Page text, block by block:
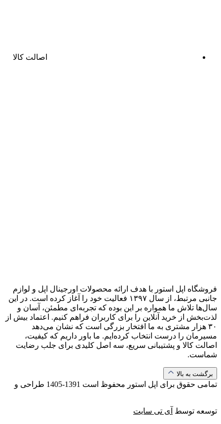
اصالت کالا
فروشگاه اپل استور با هدف ارائه‌ محصولات اورجینال اپل و لوازم
جانبی مرتبط، از سال ۱۳۹۷ فعالیت خود را آغاز کرده است. در این
سال‌ها تلاش ما همواره بر این بوده که تجربه‌ای مطمئن، آسان و
لذت‌بخش از خرید آنلاین را برای کاربران فراهم کنیم. اعتماد بیش از
۳۰ هزار مشتری به ما افتخار بزرگی است که نشان می‌دهد
مسیرمان را درست انتخاب کرده‌ایم. ما باور داریم که کیفیت،
اصالت کالا و پشتیبانی سریع، سه اصل کلیدی برای جلب رضایت
شماست.
برگشت به بالا
تمامی حقوق برای اپل استور محفوظ است 1391-1405 طراحی و
توسعه توسط آی تی سایت